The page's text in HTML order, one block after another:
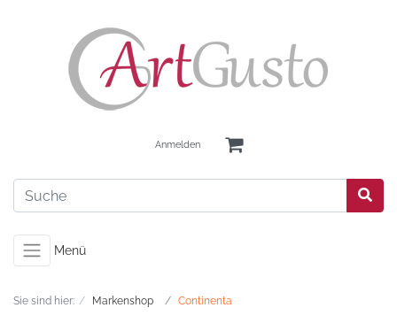
Anmelden
Menü
Sie sind hier: Markenshop Continenta